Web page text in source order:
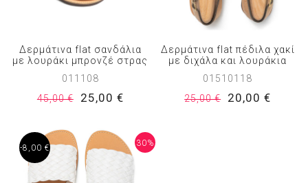
Δερμάτινα flat σανδάλια
με λουράκι μπρονζέ στρας
011108
45,00 €
25,00 €
Δερμάτινα flat πέδιλα χακί
με διχάλα και λουράκια
01510118
25,00 €
20,00 €
30%
-8,00 €